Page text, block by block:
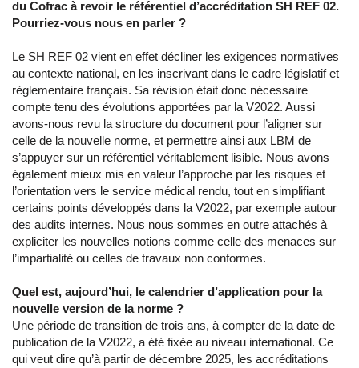
du Cofrac à revoir le référentiel d’accréditation SH REF 02.
Pourriez-vous nous en parler ?
Le SH REF 02 vient en effet décliner les exigences normatives
au contexte national, en les inscrivant dans le cadre législatif et
règlementaire français. Sa révision était donc nécessaire
compte tenu des évolutions apportées par la V2022. Aussi
avons-nous revu la structure du document pour l’aligner sur
celle de la nouvelle norme, et permettre ainsi aux LBM de
s’appuyer sur un référentiel véritablement lisible. Nous avons
également mieux mis en valeur l’approche par les risques et
l’orientation vers le service médical rendu, tout en simplifiant
certains points développés dans la V2022, par exemple autour
des audits internes. Nous nous sommes en outre attachés à
expliciter les nouvelles notions comme celle des menaces sur
l’impartialité ou celles de travaux non conformes.
Quel est, aujourd’hui, le calendrier d’application pour la
nouvelle version de la norme ?
Une période de transition de trois ans, à compter de la date de
publication de la V2022, a été fixée au niveau international. Ce
qui veut dire qu’à partir de décembre 2025, les accréditations